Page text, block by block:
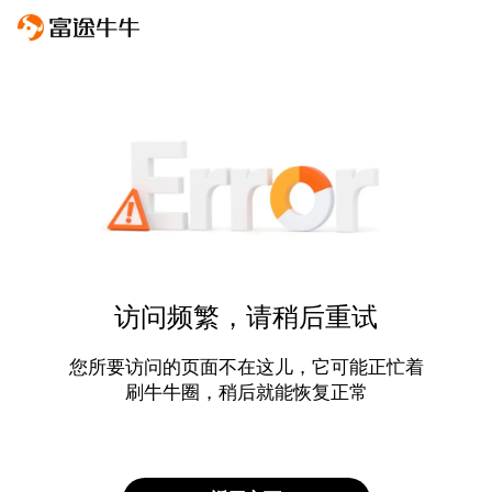
访问频繁，请稍后重试
您所要访问的页面不在这儿，它可能正忙着
刷牛牛圈，稍后就能恢复正常